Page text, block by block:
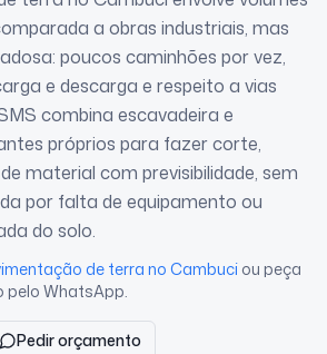
a obras industriais, mas
poucos caminhões por vez,
e descarga e respeito a vias
combina escavadeira e
próprios para fazer corte,
material com previsibilidade, sem
por falta de equipamento ou
do solo.
de terra no Cambuci ou peça
pelo WhatsApp.
Pedir orçamento